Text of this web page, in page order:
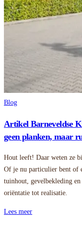
Blog
Artikel Barneveldse
geen planken, maar
Hout leeft! Daar weten ze
Of je nu particulier bent of
tuinhout, gevelbekleding
oriëntatie tot realisatie.
Lees meer